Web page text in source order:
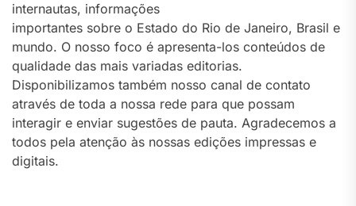
internautas, informações
importantes sobre o Estado do Rio de Janeiro, Brasil e
mundo. O nosso foco é apresenta-los conteúdos de
qualidade das mais variadas editorias.
Disponibilizamos também nosso canal de contato
através de toda a nossa rede para que possam
interagir e enviar sugestões de pauta. Agradecemos a
todos pela atenção às nossas edições impressas e
digitais.